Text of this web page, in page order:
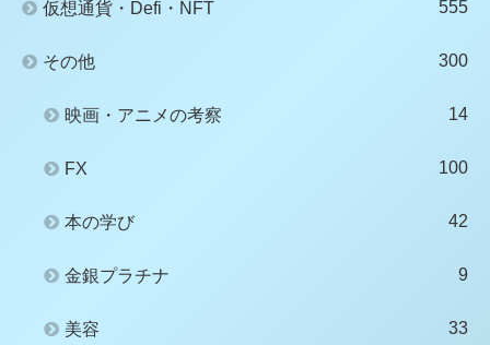
仮想通貨・Defi・NFT 555
その他 300
映画・アニメの考察 14
FX 100
本の学び 42
金銀プラチナ 9
美容 33